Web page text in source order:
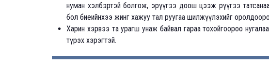
нуман хэлбэртэй болгож, эрүүгээ доош цээж рүүгээ
бол биеийнхээ жинг хажуу тал руугаа шилжүүлэхийг
Харин хэрвээ та урагш унаж байвал гараа тохойгоороо
түрэх хэрэгтэй.